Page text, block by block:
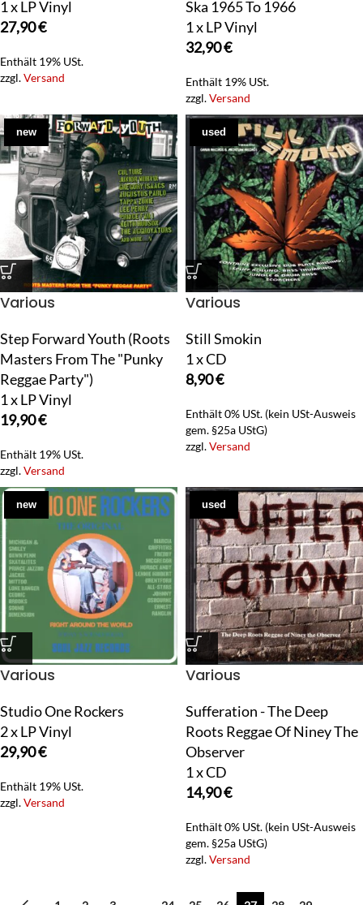
1 x LP Vinyl
27,90€
Enthält 19% USt.
zzgl.Versand
Ska 1965 To 1966
1 x LP Vinyl
32,90€
Enthält 19% USt.
zzgl.Versand
new
Various
Step Forward Youth (Roots
Masters From The "Punky
Reggae Party")
1 x LP Vinyl
19,90€
Enthält 19% USt.
zzgl.Versand
used
Various
Still Smokin
1 x CD
8,90€
Enthält 0% USt. (kein USt-Ausweis
gem. §25a UStG)
zzgl.Versand
new
Various
Studio One Rockers
2 x LP Vinyl
29,90€
Enthält 19% USt.
zzgl.Versand
used
Various
Sufferation - The Deep
Roots Reggae Of Niney The
Observer
1 x CD
14,90€
Enthält 0% USt. (kein USt-Ausweis
gem. §25a UStG)
zzgl.Versand